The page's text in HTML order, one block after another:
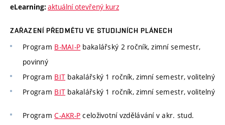
eLearning: aktuální otevřený kurz
ZAŘAZENÍ PŘEDMĚTU VE STUDIJNÍCH PLÁNECH
Program B-MAI-P bakalářský 2 ročník, zimní semestr,
povinný
Program BIT bakalářský 1 ročník, zimní semestr, volitelný
Program BIT bakalářský 1 ročník, zimní semestr, volitelný
ProgramC-AKR-P celoživotní vzdělávání v akr. stud.